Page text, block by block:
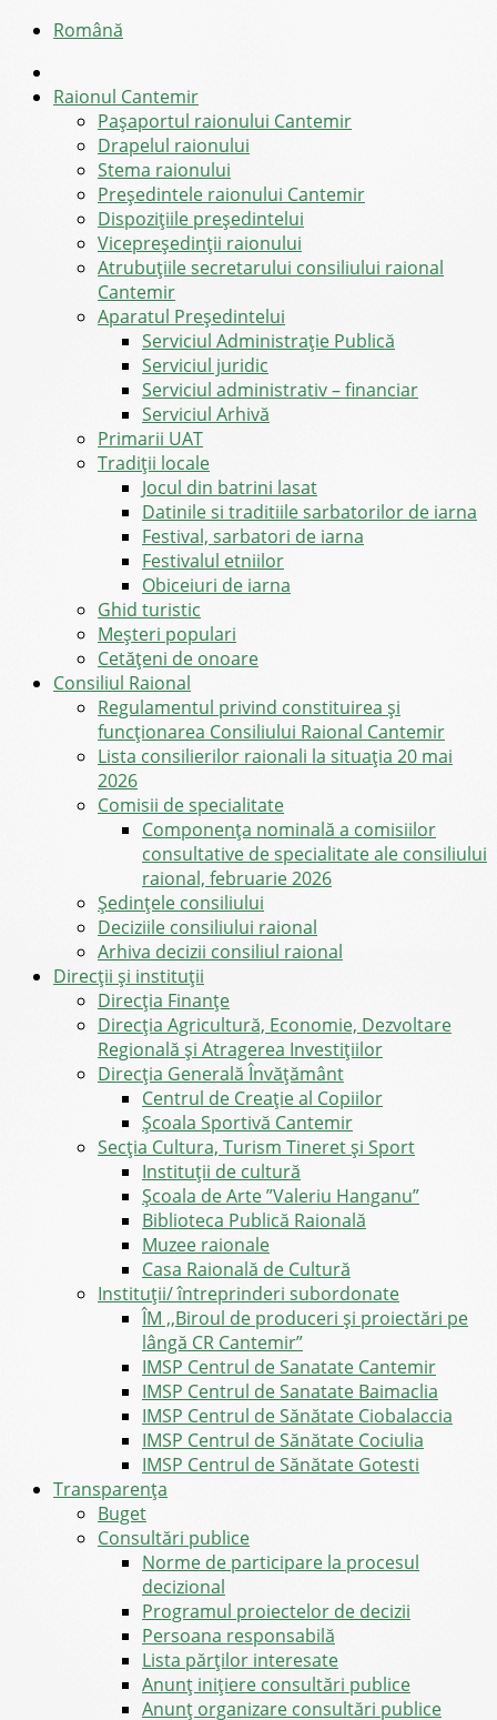
Română
Raionul Cantemir
Pașaportul raionului Cantemir
Drapelul raionului
Stema raionului
Preşedintele raionului Cantemir
Dispozițiile președintelui
Vicepreşedinţii raionului
Atrubuțiile secretarului consiliului raional
Cantemir
Aparatul Preşedintelui
Serviciul Administraţie Publică
Serviciul juridic
Serviciul administrativ – financiar
Serviciul Arhivă
Primarii UAT
Tradiții locale
Jocul din batrini lasat
Datinile si traditiile sarbatorilor de iarna
Festival, sarbatori de iarna
Festivalul etniilor
Obiceiuri de iarna
Ghid turistic
Meşteri populari
Cetățeni de onoare
Consiliul Raional
Regulamentul privind constituirea şi
funcţionarea Consiliului Raional Cantemir
Lista consilierilor raionali la situația 20 mai
2026
Comisii de specialitate
Componența nominală a comisiilor
consultative de specialitate ale consiliului
raional, februarie 2026
Şedinţele consiliului
Deciziile consiliului raional
Arhiva decizii consiliul raional
Direcții și instituții
Direcţia Finanţe
Direcția Agricultură, Economie, Dezvoltare
Regională și Atragerea Investițiilor
Direcția Generală Învățământ
Centrul de Creație al Copiilor
Școala Sportivă Cantemir
Secția Cultura, Turism Tineret și Sport
Instituții de cultură
Școala de Arte ”Valeriu Hanganu”
Biblioteca Publică Raională
Muzee raionale
Casa Raională de Cultură
Instituții/ întreprinderi subordonate
ÎM ,,Biroul de produceri și proiectări pe
lângă CR Cantemir”
IMSP Centrul de Sanatate Cantemir
IMSP Centrul de Sanatate Baimaclia
IMSP Centrul de Sănătate Ciobalaccia
IMSP Centrul de Sănătate Cociulia
IMSP Centrul de Sănătate Gotesti
Transparența
Buget
Consultări publice
Norme de participare la procesul
decizional
Programul proiectelor de decizii
Persoana responsabilă
Lista părților interesate
Anunț inițiere consultări publice
Anunț organizare consultări publice